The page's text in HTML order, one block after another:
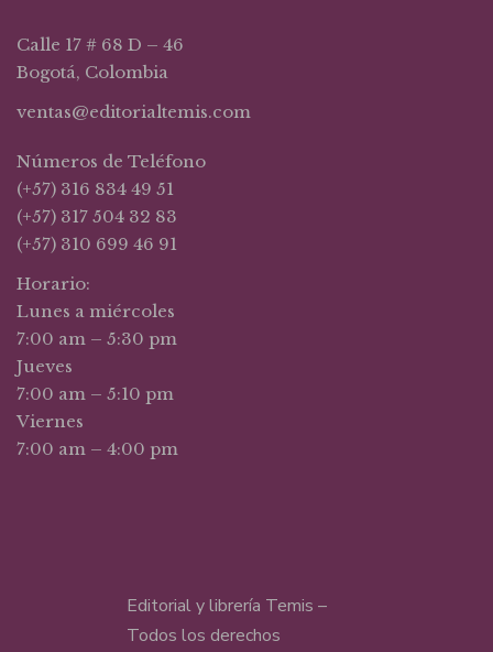
Calle 17 # 68 D – 46
Bogotá, Colombia
ventas@editorialtemis.com
Números de Teléfono
(+57) 316 834 49 51
(+57) 317 504 32 83
(+57) 310 699 46 91
Horario:
Lunes a miércoles
7:00 am – 5:30 pm
Jueves
7:00 am – 5:10 pm
Viernes
7:00 am – 4:00 pm
Editorial y librería Temis –
Todos los derechos